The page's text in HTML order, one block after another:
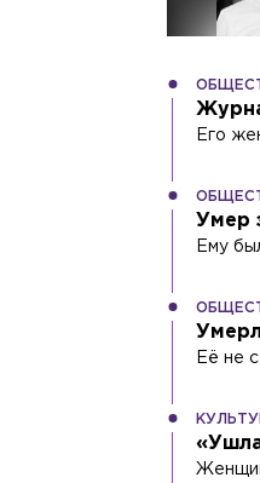
Его
Умер
Ему
Её не